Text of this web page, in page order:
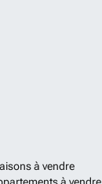
à vendre